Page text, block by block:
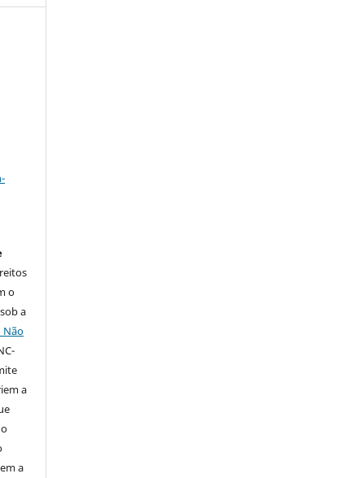
o
a
Não
a
a